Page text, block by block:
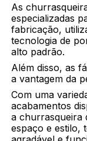
As
especializadas
fabricação,
tecnologia de
alto padrão.
Além disso, as
a vantagem da
Com uma
acabamentos
a churrasqueira
espaço e estilo,